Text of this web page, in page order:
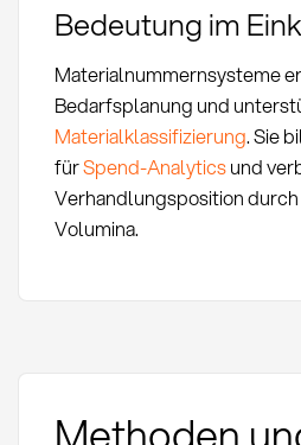
Bedeutung im
Materialnummernsysteme
Bedarfsplanung und
Materialklassifizierung. Sie
fürSpend-Analyticsund
Verhandlungsposition
Volumina.